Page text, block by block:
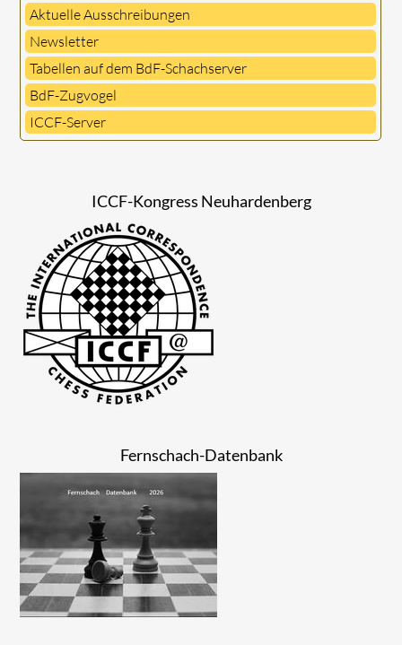
Aktuelle Ausschreibungen
Newsletter
Tabellen auf dem BdF-Schachserver
BdF-Zugvogel
ICCF-Server
ICCF-Kongress Neuhardenberg
Fernschach-Datenbank